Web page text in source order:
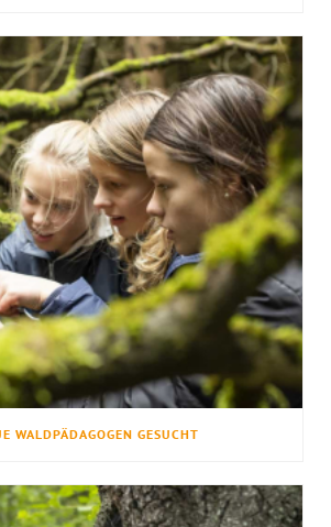
WALDPÄDAGOGEN GESUCHT